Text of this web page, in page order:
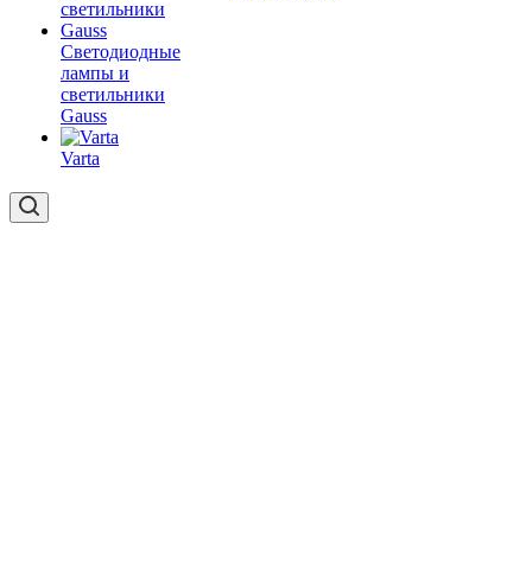
Светодиодные
лампы и
светильники
Gauss
Varta